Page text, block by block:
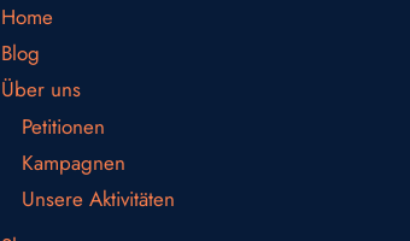
Home
Blog
Über uns
Petitionen
Kampagnen
Unsere Aktivitäten